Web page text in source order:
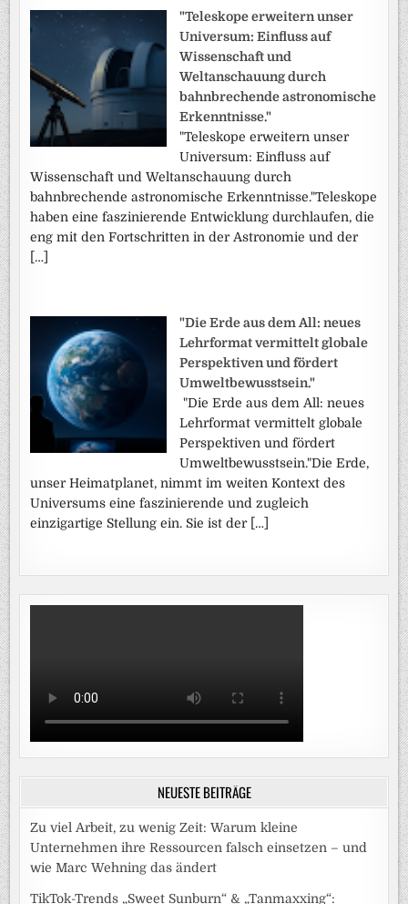
"Teleskope erweitern unser
Universum: Einfluss auf
Wissenschaft und
Weltanschauung durch
bahnbrechende astronomische
Erkenntnisse."
"Teleskope erweitern unser
Universum: Einfluss auf
Wissenschaft und Weltanschauung durch
bahnbrechende astronomische Erkenntnisse."Teleskope
haben eine faszinierende Entwicklung durchlaufen, die
eng mit den Fortschritten in der Astronomie und der
[…]
"Die Erde aus dem All: neues
Lehrformat vermittelt globale
Perspektiven und fördert
Umweltbewusstsein."
"Die Erde aus dem All: neues
Lehrformat vermittelt globale
Perspektiven und fördert
Umweltbewusstsein."Die Erde,
unser Heimatplanet, nimmt im weiten Kontext des
Universums eine faszinierende und zugleich
einzigartige Stellung ein. Sie ist der […]
NEUESTE BEITRÄGE
Zu viel Arbeit, zu wenig Zeit: Warum kleine
Unternehmen ihre Ressourcen falsch einsetzen – und
wie Marc Wehning das ändert
TikTok-Trends „Sweet Sunburn“ & „Tanmaxxing“: